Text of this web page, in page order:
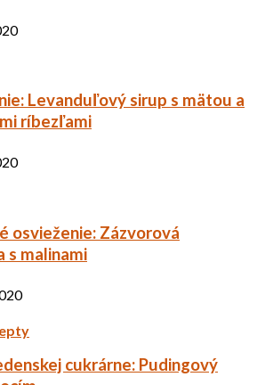
Levanduľový sirup s mätou a
ríbezľami
osvieženie: Zázvorová
s malinami
cukrárne: Pudingový